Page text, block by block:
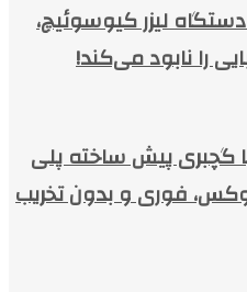
دستگاه لیزر کیوسوئیچ،
را نابود می‌کند!
گچبری پیش ساخته پلی
فوری و بدون تخریب